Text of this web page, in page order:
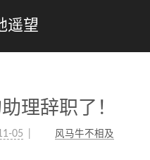
遥望
理辞职了！
05 风马牛不相及